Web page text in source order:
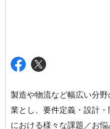
製造や物流など幅広い分
業とし、要件定義・設計
における様々な課題／お